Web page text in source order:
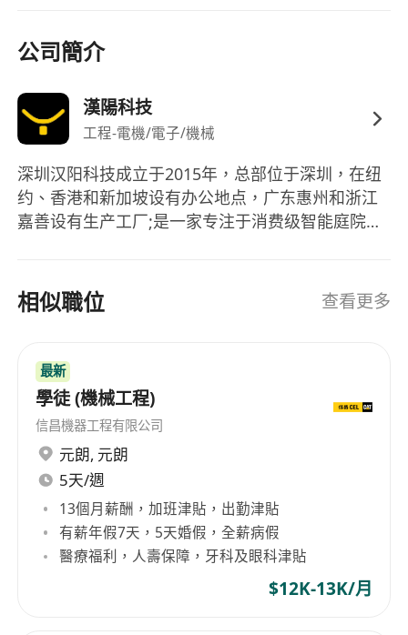
Design, Mechanical Engineering, Material
Forming, or related fields.
Around 3 years of experience in mechanical
structure design; experience in robotics,
home appliances, or medical device projects
is preferred.
Proficient in mainstream 3D design
software; able to independently design
able to produce standardized and clear
engineering drawings.
common engineering plastics and metal
materials. Understand design guidelines and
limitations of common processes such as
injection molding, die-casting, and sheet
metal fabrication.
Experienced in structural simulation and
able to optimize designs based on
simulation results.
bottlenecks during R&D to mass production;
公司簡介
漢陽科技
工程-電機/電子/機械
深圳汉阳科技成立于2015年，总部位于深圳，在纽
约、香港和新加坡设有办公地点，广东惠州和浙江
嘉善设有生产工厂;是一家专注于消费级智能庭院维
体验。 Yarbo是深圳汉阳科技有限公司旗下的扫雪
机器人品牌，产品实现了自主导航算法、自助路径
初，汉阳科技就提出了适用于全季节、全场景庭院
作业的“1+N”多功能产品设计理念，发明了全球首款
消费级模块化庭院机器人，并率先推出首款消费级
扫雪机器人。 汉阳科技坚持核心技术的自研自产，
公司七成员工为研发人员。汉阳科技的产品理念侧
重于易用、耐用、智能，旨在重新定义庭院劳作和
生活方式，以提供轻松、舒适的高品质庭院维护体
验。此外，汉阳科技已受到包括ABC News、CBC、
Forbes、Kaleva、CGTN、东方卫视和新华社在内
的多家海内外主流媒体的报道，以及The Verge、
Wired、CNET和ZDNET等海外知名科技媒体的持续
相似職位 查看更多
最新
學徒 (機械工程)
信昌機器工程有限公司
元朗, 元朗
5天/週
13個月薪酬，加班津貼，出勤津貼
有薪年假7天，5天婚假，全薪病假
醫療福利，人壽保障，牙科及眼科津貼
$12K-13K/月